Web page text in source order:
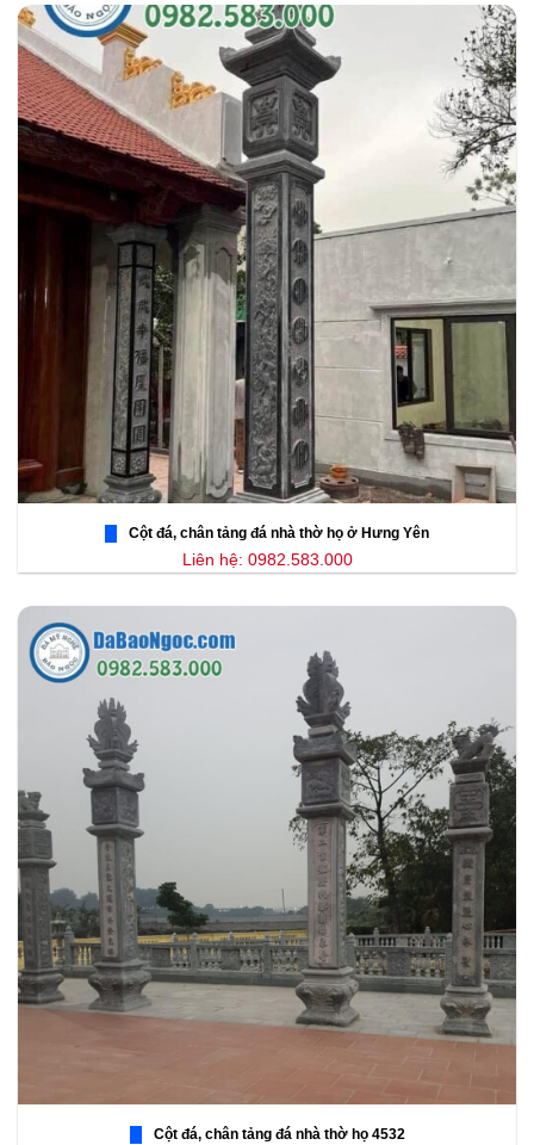
Cột đá, chân tảng đá nhà thờ họ ở Hưng Yên
Liên hệ: 0982.583.000
Cột đá, chân tảng đá nhà thờ họ 4532